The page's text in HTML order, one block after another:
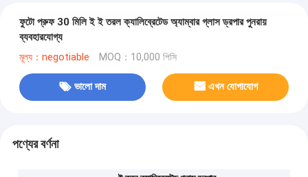
ফুটো প্রুফ 30 মিলি ই ই তরল ক্যালিব্রেটেড অ্যাম্বার গ্লাস ড্রপার পুনরায়
ব্যবহারযোগ্য
মূল্য：negotiable MOQ：10,000 পিসি
ভালো দাম এখন যোগাযোগ
পণ্যের বর্ণনা